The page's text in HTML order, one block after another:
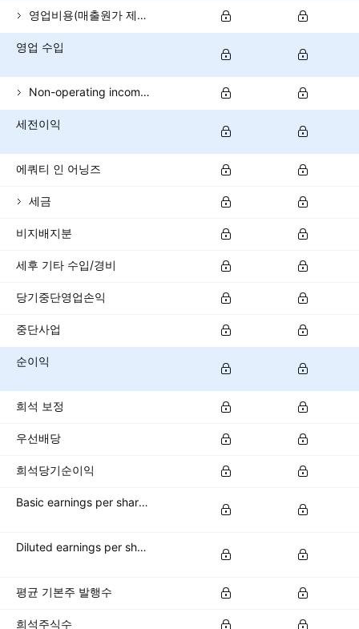
영업비용(매출원가 제외)
영업 수입
Non-operating income (total)
세전이익
에쿼티 인 어닝즈
세금
비지배지분
세후 기타 수입/경비
당기중단영업손익
중단사업
순이익
희석 보정
우선배당
희석당기순이익
Basic earnings per share (basic EPS)
Diluted earnings per share (diluted EPS)
평균 기본주 발행수
희석주식수